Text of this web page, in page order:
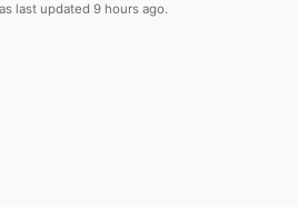
last updated 9 hours ago.